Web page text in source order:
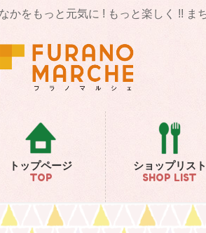
かをもっと元気に ! もっと楽しく !! ま
トップページ
TOP
ショップリスト
SHOP LIST